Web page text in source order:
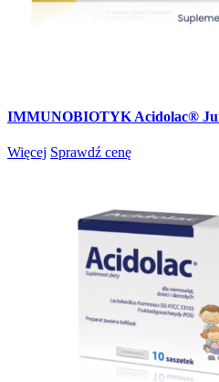
IMMUNOBIOTYK Acidolac®
Więcej Sprawdź cenę